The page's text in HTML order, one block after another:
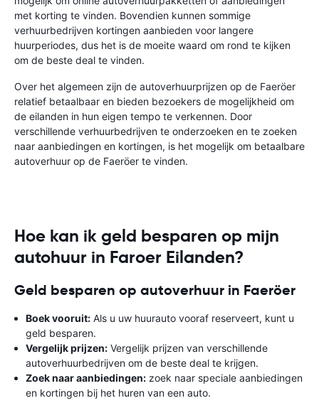
met korting te vinden. Bovendien kunnen sommige
verhuurbedrijven kortingen aanbieden voor langere
huurperiodes, dus het is de moeite waard om rond te kijken
om de beste deal te vinden.
Over het algemeen zijn de autoverhuurprijzen op de Faeröer
relatief betaalbaar en bieden bezoekers de mogelijkheid om
de eilanden in hun eigen tempo te verkennen. Door
verschillende verhuurbedrijven te onderzoeken en te zoeken
naar aanbiedingen en kortingen, is het mogelijk om betaalbare
autoverhuur op de Faeröer te vinden.
Hoe kan ik geld besparen op mijn
autohuur in Faroer Eilanden?
Geld besparen op autoverhuur in Faeröer
Boek vooruit: Als u uw huurauto vooraf reserveert, kunt u
geld besparen.
Vergelijk prijzen: Vergelijk prijzen van verschillende
autoverhuurbedrijven om de beste deal te krijgen.
Zoek naar aanbiedingen: zoek naar speciale aanbiedingen
en kortingen bij het huren van een auto.